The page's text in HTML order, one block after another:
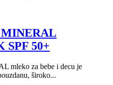
MINERAL
50+
mleko za bebe i decu je
široko...